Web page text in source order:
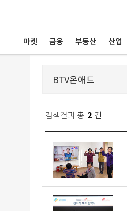
마켓 금융 부동산 산업
검색결과 총 2 건